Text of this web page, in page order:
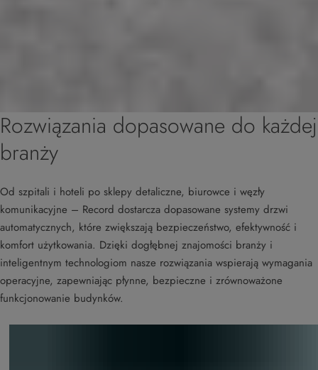
Rozwiązania dopasowane do każdej
branży
Od szpitali i hoteli po sklepy detaliczne, biurowce i węzły
komunikacyjne – Record dostarcza dopasowane systemy drzwi
automatycznych, które zwiększają bezpieczeństwo, efektywność i
komfort użytkowania. Dzięki dogłębnej znajomości branży i
inteligentnym technologiom nasze rozwiązania wspierają wymagania
operacyjne, zapewniając płynne, bezpieczne i zrównoważone
funkcjonowanie budynków.